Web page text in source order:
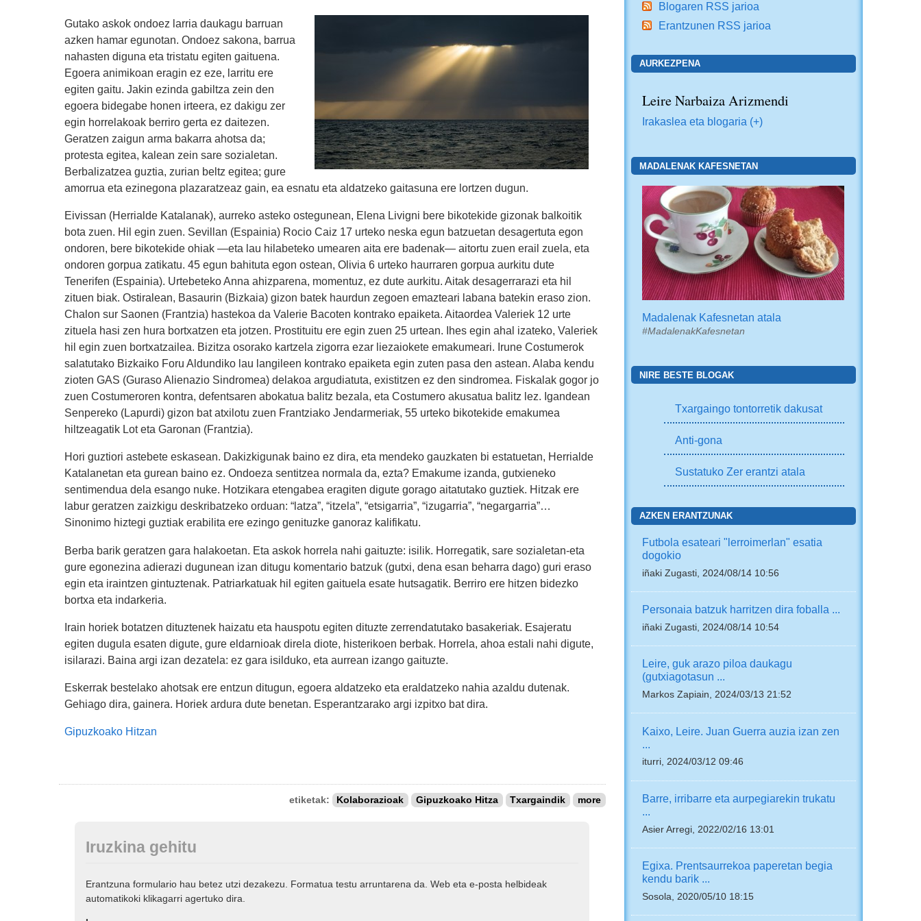
Gutako askok ondoez larria daukagu barruan
azken hamar egunotan. Ondoez sakona, barrua
nahasten diguna eta tristatu egiten gaituena.
Egoera animikoan eragin ez eze, larritu ere
egiten gaitu. Jakin ezinda gabiltza zein den
egoera bidegabe honen irteera, ez dakigu zer
egin horrelakoak berriro gerta ez daitezen.
Geratzen zaigun arma bakarra ahotsa da;
protesta egitea, kalean zein sare sozialetan.
Berbalizatzea guztia, zurian beltz egitea; gure
amorrua eta ezinegona plazaratzeaz gain, ea esnatu eta aldatzeko gaitasuna ere lortzen dugun.
Eivissan (Herrialde Katalanak), aurreko asteko ostegunean, Elena Livigni bere bikotekide gizonak balkoitik
bota zuen. Hil egin zuen. Sevillan (Espainia) Rocio Caiz 17 urteko neska egun batzuetan desagertuta egon
ondoren, bere bikotekide ohiak —eta lau hilabeteko umearen aita ere badenak— aitortu zuen erail zuela, eta
ondoren gorpua zatikatu. 45 egun bahituta egon ostean, Olivia 6 urteko haurraren gorpua aurkitu dute
Tenerifen (Espainia). Urtebeteko Anna ahizparena, momentuz, ez dute aurkitu. Aitak desagerrarazi eta hil
zituen biak. Ostiralean, Basaurin (Bizkaia) gizon batek haurdun zegoen emazteari labana batekin eraso zion.
Chalon sur Saonen (Frantzia) hastekoa da Valerie Bacoten kontrako epaiketa. Aitaordea Valeriek 12 urte
zituela hasi zen hura bortxatzen eta jotzen. Prostituitu ere egin zuen 25 urtean. Ihes egin ahal izateko, Valeriek
hil egin zuen bortxatzailea. Bizitza osorako kartzela zigorra ezar liezaiokete emakumeari. Irune Costumerok
salatutako Bizkaiko Foru Aldundiko lau langileen kontrako epaiketa egin zuten pasa den astean. Alaba kendu
zioten GAS (Guraso Alienazio Sindromea) delakoa argudiatuta, existitzen ez den sindromea. Fiskalak gogor jo
zuen Costumeroren kontra, defentsaren abokatua balitz bezala, eta Costumero akusatua balitz lez. Igandean
Senpereko (Lapurdi) gizon bat atxilotu zuen Frantziako Jendarmeriak, 55 urteko bikotekide emakumea
hiltzeagatik Lot eta Garonan (Frantzia).
Hori guztiori astebete eskasean. Dakizkigunak baino ez dira, eta mendeko gauzkaten bi estatuetan, Herrialde
Katalanetan eta gurean baino ez. Ondoeza sentitzea normala da, ezta? Emakume izanda, gutxieneko
sentimendua dela esango nuke. Hotzikara etengabea eragiten digute gorago aitatutako guztiek. Hitzak ere
labur geratzen zaizkigu deskribatzeko orduan: “latza”, “itzela”, “etsigarria”, “izugarria”, “negargarria”…
Sinonimo hiztegi guztiak erabilita ere ezingo genituzke ganoraz kalifikatu.
Berba barik geratzen gara halakoetan. Eta askok horrela nahi gaituzte: isilik. Horregatik, sare sozialetan-eta
gure egonezina adierazi dugunean izan ditugu komentario batzuk (gutxi, dena esan beharra dago) guri eraso
egin eta iraintzen gintuztenak. Patriarkatuak hil egiten gaituela esate hutsagatik. Berriro ere hitzen bidezko
bortxa eta indarkeria.
Irain horiek botatzen dituztenek haizatu eta hauspotu egiten dituzte zerrendatutako basakeriak. Esajeratu
egiten dugula esaten digute, gure eldarnioak direla diote, histerikoen berbak. Horrela, ahoa estali nahi digute,
isilarazi. Baina argi izan dezatela: ez gara isilduko, eta aurrean izango gaituzte.
Eskerrak bestelako ahotsak ere entzun ditugun, egoera aldatzeko eta eraldatzeko nahia azaldu dutenak.
Gehiago dira, gainera. Horiek ardura dute benetan. Esperantzarako argi izpitxo bat dira.
Gipuzkoako Hitzan
etiketak: Kolaborazioak Gipuzkoako Hitza Txargaindik more
Iruzkina gehitu
Erantzuna formulario hau betez utzi dezakezu. Formatua testu arruntarena da. Web eta e-posta helbideak
automatikoki klikagarri agertuko dira.
Blogaren RSS jarioa
Erantzunen RSS jarioa
AURKEZPENA
Leire Narbaiza Arizmendi
Irakaslea eta blogaria (+)
MADALENAK KAFESNETAN
Madalenak Kafesnetan atala
#MadalenakKafesnetan
NIRE BESTE BLOGAK
Txargaingo tontorretik dakusat
Anti-gona
Sustatuko Zer erantzi atala
AZKEN ERANTZUNAK
Futbola esateari "lerroimerlan" esatia
dogokio
iñaki Zugasti, 2024/08/14 10:56
Personaia batzuk harritzen dira foballa ...
iñaki Zugasti, 2024/08/14 10:54
Leire, guk arazo piloa daukagu
(gutxiagotasun ...
Markos Zapiain, 2024/03/13 21:52
Kaixo, Leire. Juan Guerra auzia izan zen
iturri, 2024/03/12 09:46
Barre, irribarre eta aurpegiarekin trukatu
...
Asier Arregi, 2022/02/16 13:01
Egixa. Prentsaurrekoa paperetan begia
kendu barik ...
Sosola, 2020/05/10 18:15